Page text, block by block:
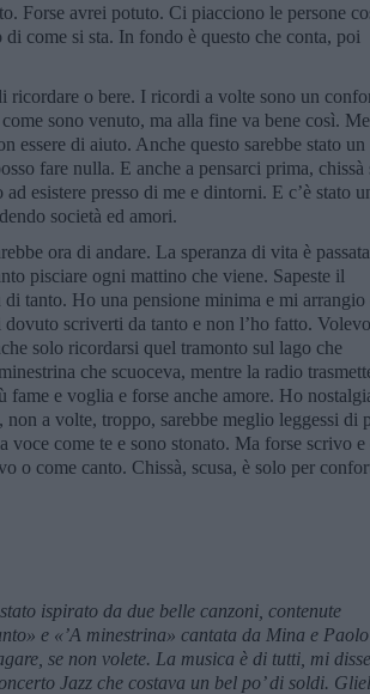
Forse avrei potuto. Ci piacciono le persone
come si sta. In fondo è questo che conta, poi
ricordare o bere. I ricordi a volte sono un
sono venuto, ma alla fine va bene così.
essere di aiuto. Anche questo sarebbe stato un
fare nulla. E anche a pensarci prima, chissà
esistere presso di me e dintorni. E c’è stato
società ed amori.
ora di andare. La speranza di vita è
pisciare ogni mattino che viene. Sapeste il
tanto. Ho una pensione minima e mi arrangio
scriverti da tanto e non l’ho fatto.
solo ricordarsi quel tramonto sul lago che
che scuoceva, mentre la radio
fame e voglia e forse anche amore. Ho
a volte, troppo, sarebbe meglio leggessi di
voce come te e sono stonato. Ma forse scrivo e
o come canto. Chissà, scusa, è solo per
ispirato da due belle canzoni, contenute
e «’A minestrina» cantata da Mina e Paolo
se non volete. La musica è di tutti, mi
Jazz che costava un bel po’ di soldi.